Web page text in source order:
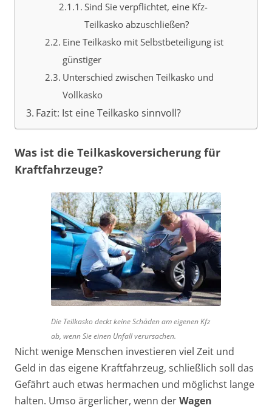
Sind Sie verpflichtet, eine Kfz-
Teilkasko abzuschließen?
Eine Teilkasko mit Selbstbeteiligung ist
günstiger
Unterschied zwischen Teilkasko und
Vollkasko
Fazit: Ist eine Teilkasko sinnvoll?
Was ist die Teilkaskoversicherung für
Kraftfahrzeuge?
Die Teilkasko deckt keine Schäden am eigenen Kfz
ab, wenn Sie einen Unfall verursachen.
Nicht wenige Menschen investieren viel Zeit und
Geld in das eigene Kraftfahrzeug, schließlich soll das
Gefährt auch etwas hermachen und möglichst lange
halten. Umso ärgerlicher, wenn derWagen